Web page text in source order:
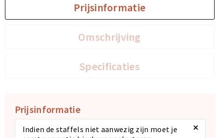
Prijsinformatie
Omschrijving
Specificaties
Prijsinformatie
Indien de staffels niet aanwezig zijn moet je
×